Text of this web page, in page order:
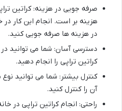
صرفه جویی در هزینه: کراتین
هزینه بر است. انجام این کار
در هزینه ها صرفه جویی کنید.
دسترسی آسان: شما می توانید
کراتین تراپی را انجام دهید.
کنترل بیشتر: شما می توانید
آن را کنترل کنید.
راحتی: انجام کراتین تراپی در